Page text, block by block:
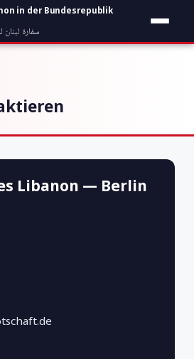
in der Bundesrepublik
سفارة لبنان
Libanon — Berlin